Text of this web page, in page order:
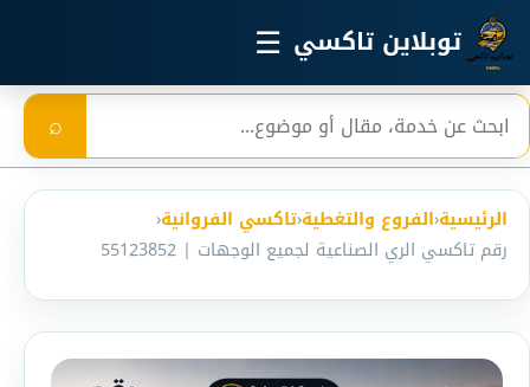
تخطي إلى المحتوى الرئيسي
توبلاين تاكسي ☰
بحث ⌕
الرئيسية‹الفروع والتغطية‹تاكسي الفروانية‹
رقم تاكسي الري الصناعية لجميع الوجهات | 55123852